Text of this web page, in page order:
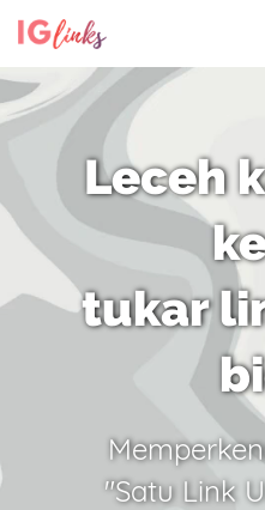
Leceh
tukar
"Satu Link